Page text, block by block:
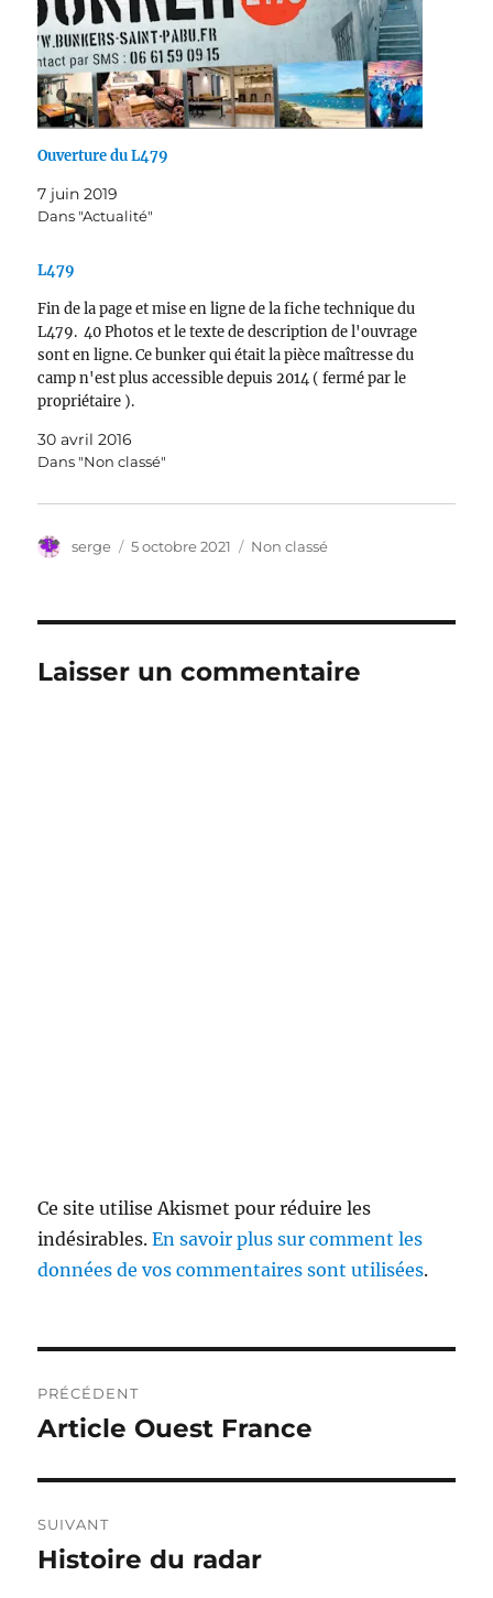
n
o
u
v
e
l
e
f
n
t
r
e
e
n
o
u
v
e
l
l
e
e
r
n
e
n
o
u
v
e
l
l
Ouverture du L479
7 juin 2019
Dans "Actualité"
L479
Fin de la page et mise en ligne de la fiche technique du
L479. 40 Photos et le texte de description de l'ouvrage
sont en ligne. Ce bunker qui était la pièce maîtresse du
camp n'est plus accessible depuis 2014 ( fermé par le
propriétaire ).
30 avril 2016
Dans "Non classé"
Auteur
serge
Publié
5 octobre 2021 Catégories
Non classé
Laisser un commentaire
Ce site utilise Akismet pour réduire les
indésirables.En savoir plus sur comment les
données de vos commentaires sont utilisées.
de
PRÉCÉDENT
Publication
Article Ouest France
SUIVANT
Publication
Histoire du radar